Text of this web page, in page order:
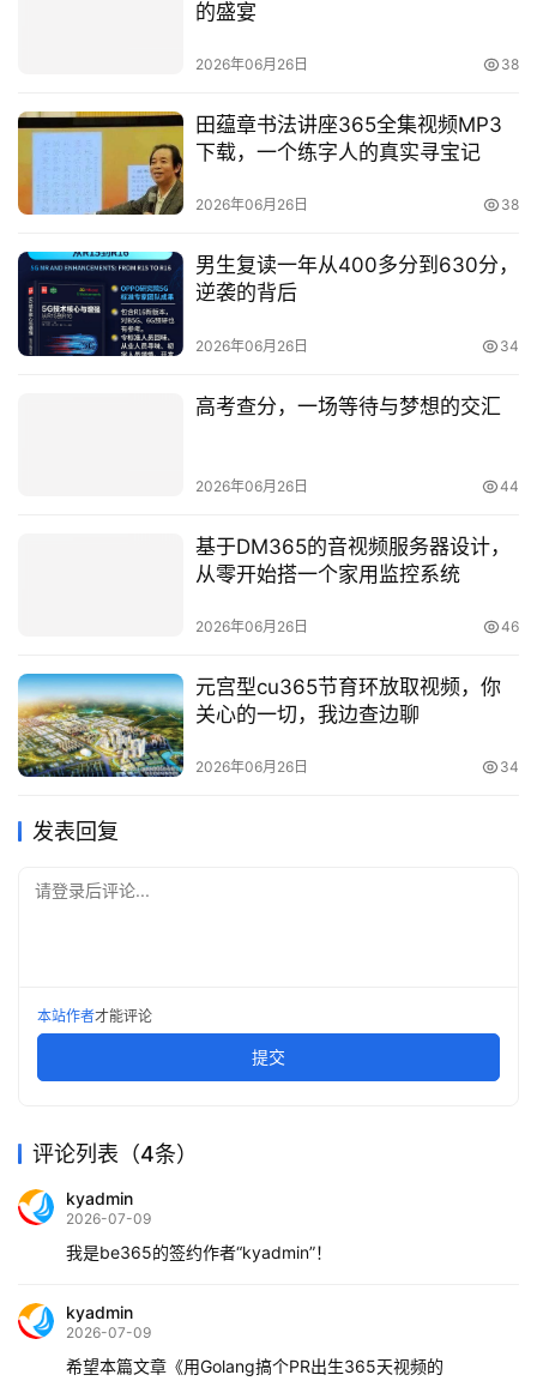
的盛宴
2026年06月26日 38
田蕴章书法讲座365全集视频MP3
下载，一个练字人的真实寻宝记
2026年06月26日 38
男生复读一年从400多分到630分，
逆袭的背后
2026年06月26日 34
高考查分，一场等待与梦想的交汇
2026年06月26日 44
基于DM365的音视频服务器设计，
从零开始搭一个家用监控系统
2026年06月26日 46
元宫型cu365节育环放取视频，你
关心的一切，我边查边聊
2026年06月26日 34
发表回复
请登录后评论...
本站作者才能评论
提交
评论列表（4条）
kyadmin
2026-07-09
我是be365的签约作者“kyadmin”！
kyadmin
2026-07-09
希望本篇文章《用Golang搞个PR出生365天视频的